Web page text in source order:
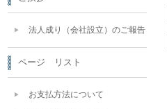
法人成り（会社設立）のご報告
ページ リスト
お支払方法について